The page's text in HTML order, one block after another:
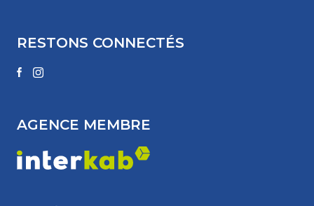
RESTONS CONNECTÉS
AGENCE MEMBRE